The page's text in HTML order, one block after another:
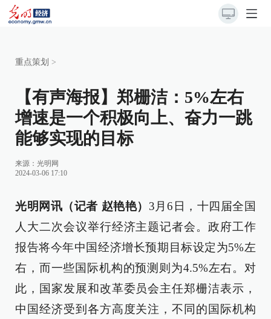
重点策划 >
【有声海报】郑栅洁：5%左右
增速是一个积极向上、奋力一跳
能够实现的目标
来源： 光明网
2024-03-06 17:10
光明网讯（记者 赵艳艳） 3月6日，十四届全国
人大二次会议举行经济主题记者会。政府工作
报告将今年中国经济增长预期目标设定为5%左
右，而一些国际机构的预测则为4.5%左右。对
此，国家发展和改革委员会主任郑栅洁表示，
中国经济受到各方高度关注，不同的国际机构